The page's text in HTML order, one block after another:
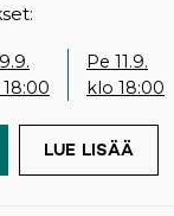
Pe 11.9.
klo 18:00
IN A NEW TAB)
LUE LISÄÄ